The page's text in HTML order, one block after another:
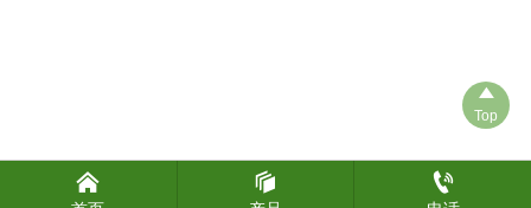
  

Top